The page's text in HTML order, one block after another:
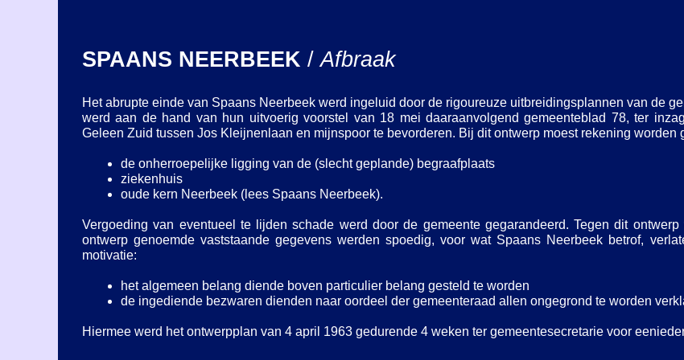
Het abrupte einde van Spaans Neerbeek werd ingeluid door de rigoureuze uitbreidingsplannen van de
werd aan de hand van hun uitvoerig voorstel van 18 mei daaraanvolgend gemeenteblad 78, ter
Geleen Zuid tussen Jos Kleijnenlaan en mijnspoor te bevorderen. Bij dit ontwerp moest rekening worden
de onherroepelijke ligging van de (slecht geplande) begraafplaats
ziekenhuis
oude kern Neerbeek (lees Spaans Neerbeek).
Vergoeding van eventueel te lijden schade werd door de gemeente gegarandeerd. Tegen dit
ontwerp genoemde vaststaande gegevens werden spoedig, voor wat Spaans Neerbeek betrof,
motivatie:
het algemeen belang diende boven particulier belang gesteld te worden
de ingediende bezwaren dienden naar oordeel der gemeenteraad allen ongegrond te worden
Hiermee werd het ontwerpplan van 4 april 1963 gedurende 4 weken ter gemeentesecretarie voor
SPAANS NEERBEEK /Afbraak